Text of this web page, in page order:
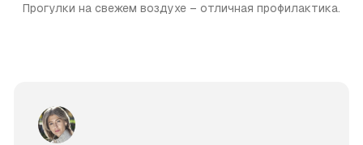
Прогулки на свежем воздухе – отличная профилактика.